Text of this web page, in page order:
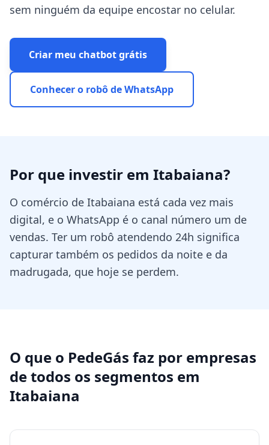
sem ninguém da equipe encostar no celular.
Criar meu chatbot grátis
Conhecer o robô de WhatsApp
Por que investir em Itabaiana?
O comércio de Itabaiana está cada vez mais
digital, e o WhatsApp é o canal número um de
vendas. Ter um robô atendendo 24h significa
capturar também os pedidos da noite e da
madrugada, que hoje se perdem.
O que o PedeGás faz por empresas
de todos os segmentos em
Itabaiana